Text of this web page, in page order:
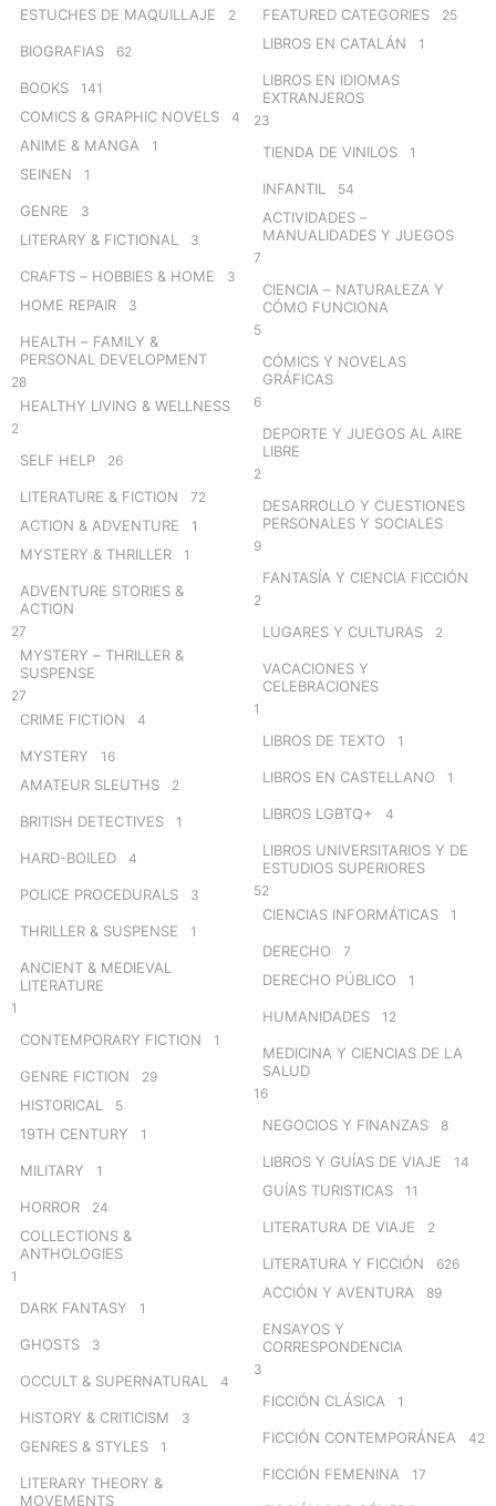
ESTUCHES DE MAQUILLAJE 2
BIOGRAFIAS 62
BOOKS 141
COMICS & GRAPHIC NOVELS 4
ANIME & MANGA 1
SEINEN 1
GENRE 3
LITERARY & FICTIONAL 3
CRAFTS – HOBBIES & HOME 3
HOME REPAIR 3
HEALTH – FAMILY &
PERSONAL DEVELOPMENT
28
HEALTHY LIVING & WELLNESS
2
SELF HELP 26
LITERATURE & FICTION 72
ACTION & ADVENTURE 1
MYSTERY & THRILLER 1
ADVENTURE STORIES &
ACTION
27
MYSTERY – THRILLER &
SUSPENSE
27
CRIME FICTION 4
MYSTERY 16
AMATEUR SLEUTHS 2
BRITISH DETECTIVES 1
HARD-BOILED 4
POLICE PROCEDURALS 3
THRILLER & SUSPENSE 1
ANCIENT & MEDIEVAL
LITERATURE
1
CONTEMPORARY FICTION 1
GENRE FICTION 29
HISTORICAL 5
19TH CENTURY 1
MILITARY 1
HORROR 24
COLLECTIONS &
ANTHOLOGIES
1
DARK FANTASY 1
GHOSTS 3
OCCULT & SUPERNATURAL 4
HISTORY & CRITICISM 3
GENRES & STYLES 1
LITERARY THEORY &
MOVEMENTS
FEATURED CATEGORIES 25
LIBROS EN CATALÁN 1
LIBROS EN IDIOMAS
EXTRANJEROS
23
TIENDA DE VINILOS 1
INFANTIL 54
ACTIVIDADES –
MANUALIDADES Y JUEGOS
7
CIENCIA – NATURALEZA Y
CÓMO FUNCIONA
5
CÓMICS Y NOVELAS
GRÁFICAS
6
DEPORTE Y JUEGOS AL AIRE
LIBRE
2
DESARROLLO Y CUESTIONES
PERSONALES Y SOCIALES
9
FANTASÍA Y CIENCIA FICCIÓN
2
LUGARES Y CULTURAS 2
VACACIONES Y
CELEBRACIONES
1
LIBROS DE TEXTO 1
LIBROS EN CASTELLANO 1
LIBROS LGBTQ+ 4
LIBROS UNIVERSITARIOS Y DE
ESTUDIOS SUPERIORES
52
CIENCIAS INFORMÁTICAS 1
DERECHO 7
DERECHO PÚBLICO 1
HUMANIDADES 12
MEDICINA Y CIENCIAS DE LA
SALUD
16
NEGOCIOS Y FINANZAS 8
LIBROS Y GUÍAS DE VIAJE 14
GUÍAS TURISTICAS 11
LITERATURA DE VIAJE 2
LITERATURA Y FICCIÓN 626
ACCIÓN Y AVENTURA 89
ENSAYOS Y
CORRESPONDENCIA
3
FICCIÓN CLÁSICA 1
FICCIÓN CONTEMPORÁNEA 42
FICCIÓN FEMENINA 17